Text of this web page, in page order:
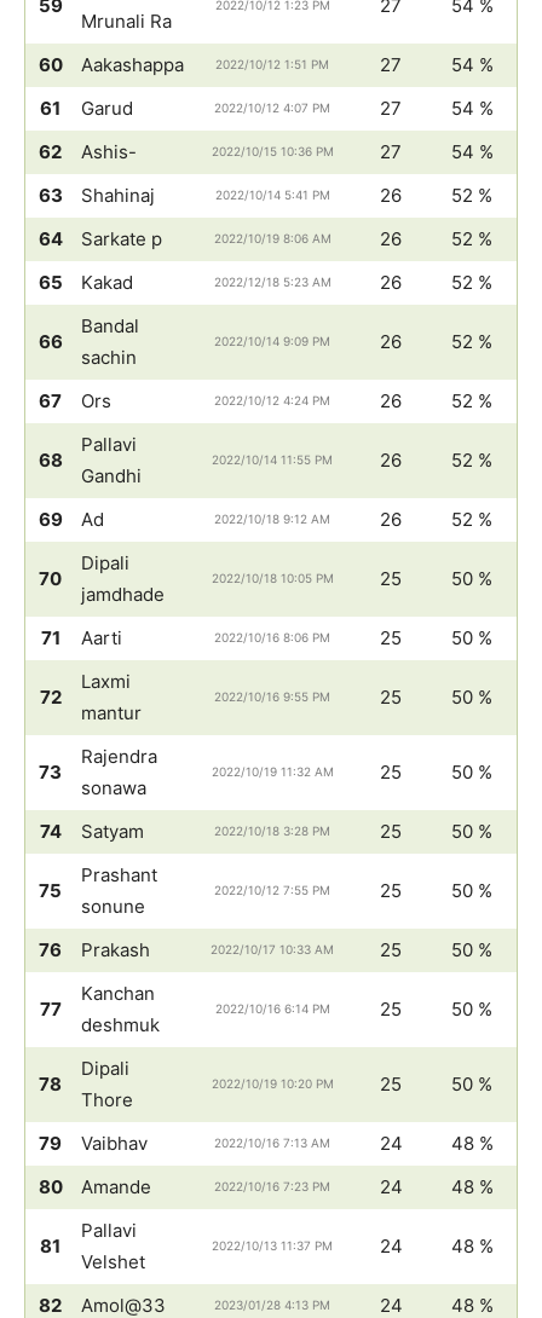
59
Mrunali Ra
2022/10/12 1:23 PM 27 54 %
60 Aakashappa 2022/10/12 1:51 PM 27
54 %
61
Garud 2022/10/12 4:07 PM 27
54 %
62
Ashis- 2022/10/15 10:36 PM 27
54 %
63
Shahinaj 2022/10/14 5:41 PM 26
52 %
64
Sarkate p 2022/10/19 8:06 AM 26
52 %
65
Kakad 2022/12/18 5:23 AM 26 52 %
66
Bandal
sachin
2022/10/14 9:09 PM 26 52 %
67 Ors 2022/10/12 4:24 PM 26 52 %
68
Pallavi
Gandhi
2022/10/14 11:55 PM 26 52 %
69 Ad 2022/10/18 9:12 AM 26 52 %
70
Dipali
jamdhade
2022/10/18 10:05 PM 25 50 %
71 Aarti 2022/10/16 8:06 PM 25 50 %
72
Laxmi
mantur
2022/10/16 9:55 PM 25 50 %
73
Rajendra
sonawa
2022/10/19 11:32 AM 25 50 %
74 Satyam 2022/10/18 3:28 PM 25 50 %
75
Prashant
sonune
2022/10/12 7:55 PM 25 50 %
76 Prakash 2022/10/17 10:33 AM 25 50 %
77
Kanchan
deshmuk
2022/10/16 6:14 PM 25 50 %
78
Dipali
Thore
2022/10/19 10:20 PM 25 50 %
79 Vaibhav 2022/10/16 7:13 AM 24
48 %
80
Amande 2022/10/16 7:23 PM 24 48 %
81
Pallavi
Velshet
2022/10/13 11:37 PM 24 48 %
82 Amol@33 2023/01/28 4:13 PM 24
48 %